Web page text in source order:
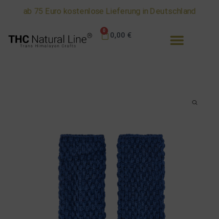
ab 75 Euro kostenlose Lieferung in Deutschland
0,00 €
0